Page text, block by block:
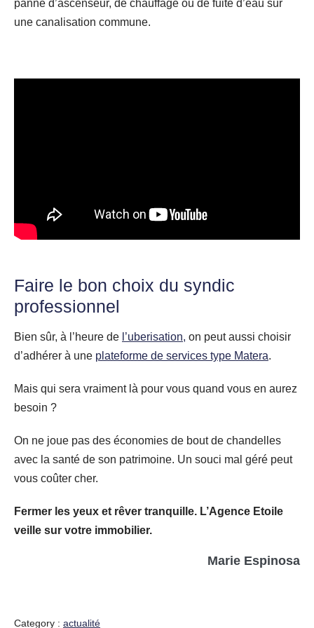
panne d’ascenseur, de chauffage ou de fuite d’eau sur
une canalisation commune.
Faire le bon choix du syndic
professionnel
Bien sûr, à l’heure de l’uberisation, on peut aussi choisir
d’adhérer à une plateforme de services type Matera.
Mais qui sera vraiment là pour vous quand vous en aurez
besoin ?
On ne joue pas des économies de bout de chandelles
avec la santé de son patrimoine. Un souci mal géré peut
vous coûter cher.
Fermer les yeux et rêver tranquille. L’Agence Etoile
veille sur votre immobilier.
Marie Espinosa
Category : actualité